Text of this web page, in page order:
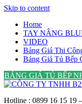
Skip to content
Home
TAY NÂNG
VIDEO
Bảng Giá Thi
Bảng Giá Tủ Bếp
BẢNG GIÁ TỦ BẾP
Hotline : 0899 16 15 19